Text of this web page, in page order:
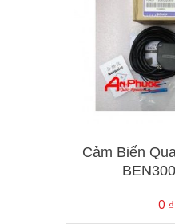
Cảm Biến
0 ₫